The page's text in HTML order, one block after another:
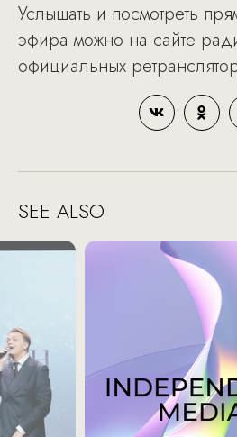
Услышать и посмотреть
эфира можно на сайте
официальных
SEE ALSO